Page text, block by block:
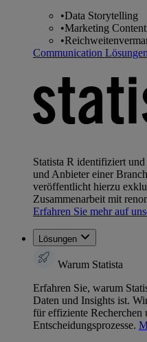
•Data Storytelling
•Marketing Content
•
Communication Lösungen
Statista R identifiziert
und Anbieter einer
veröffentlicht hierzu
Zusammenarbeit mit
Erfahren Sie mehr auf
Lösungen
Warum Statista
Erfahren Sie, warum
Daten und Insights ist.
für effiziente Recherchen
Entscheidungsprozesse.